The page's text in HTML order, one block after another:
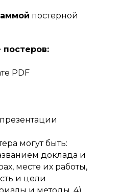
постерной
PDF
могут быть:
доклада и
месте их работы,
и цели